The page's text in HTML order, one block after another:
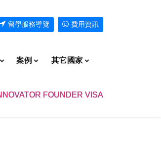
留學服務導覽 費用資訊
案例 其它國家
FOUNDER VISA